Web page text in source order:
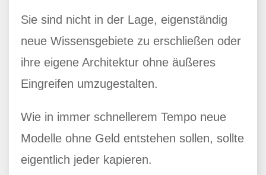
Sie sind nicht in der Lage, eigenständig
neue Wissensgebiete zu erschließen oder
ihre eigene Architektur ohne äußeres
Eingreifen umzugestalten.
Wie in immer schnellerem Tempo neue
Modelle ohne Geld entstehen sollen, sollte
eigentlich jeder kapieren.